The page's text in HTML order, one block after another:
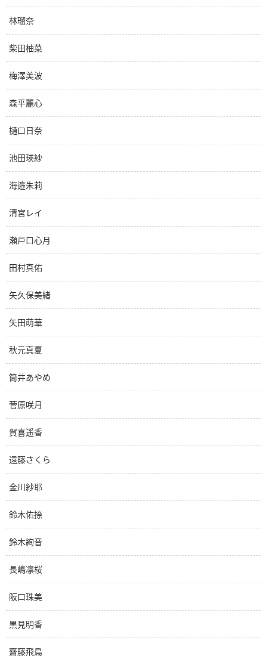
林瑠奈
柴田柚菜
梅澤美波
森平麗心
樋口日奈
池田瑛紗
海邉朱莉
清宮レイ
瀬戸口心月
田村真佑
矢久保美緒
矢田萌華
秋元真夏
筒井あやめ
菅原咲月
賀喜遥香
遠藤さくら
金川紗耶
鈴木佑捺
鈴木絢音
長嶋凛桜
阪口珠美
黒見明香
齋藤飛鳥